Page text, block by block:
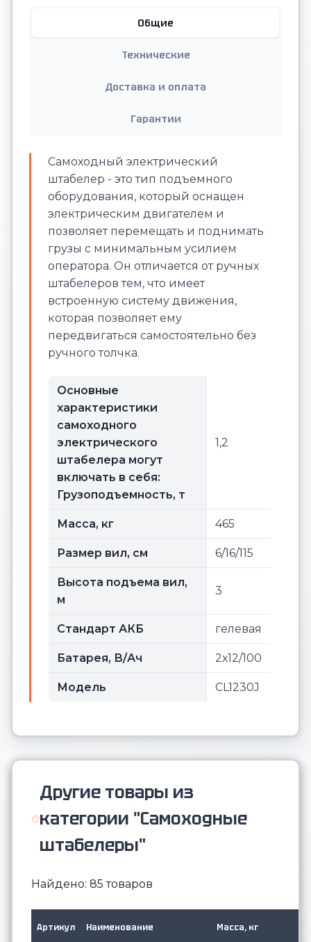
Общие
Технические
Доставка и оплата
Гарантии
Самоходный электрический
штабелер - это тип подъемного
оборудования, который оснащен
электрическим двигателем и
позволяет перемещать и поднимать
грузы с минимальным усилием
оператора. Он отличается от ручных
штабелеров тем, что имеет
встроенную систему движения,
которая позволяет ему
передвигаться самостоятельно без
ручного толчка.
Основные
характеристики
самоходного
электрического
штабелера могут
включать в себя:
Грузоподъемность, т
1,2
Масса, кг 465
Размер вил, см 6/16/115
Высота подъема вил,
м
3
Стандарт АКБ гелевая
Батарея, В/Ач 2х12/100
Модель CL1230J
Другие товары из
категории "Самоходные
штабелеры"
Найдено: 85 товаров
Артикул Наименование Масса, кг